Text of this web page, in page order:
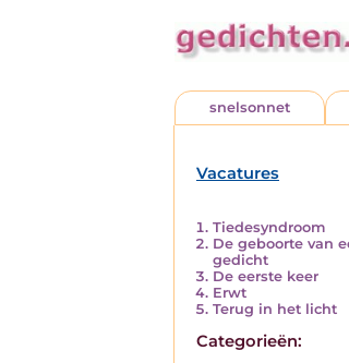
snelsonnet
Vacatures
Tiedesyndroom
De geboorte van
gedicht
De eerste keer
Erwt
Terug in het licht
Categorieën: